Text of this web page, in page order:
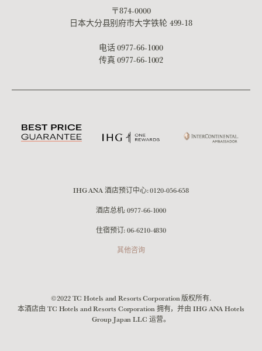
〒874-0000
日本大分县别府市大字铁轮 499-18
电话0977-66-1000
传真 0977-66-1002
IHG ANA 酒店预订中心:0120-056-658
酒店总机:0977-66-1000
住宿预订:06-6210-4830
其他咨询
©2022 TC Hotels and Resorts Corporation 版权所有.
本酒店由 TC Hotels and Resorts Corporation 拥有，并由 IHG ANA Hotels
Group Japan LLC 运营。